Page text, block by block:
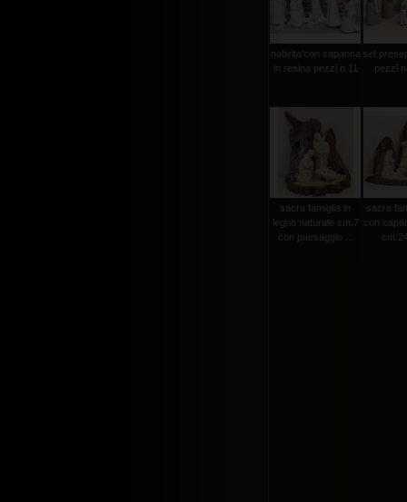
nativita'con capanna
in resina pezzi n.11
set
pezzi
sacra famiglia in
legno naturale cm.7
con paesaggio ...
sacra
con